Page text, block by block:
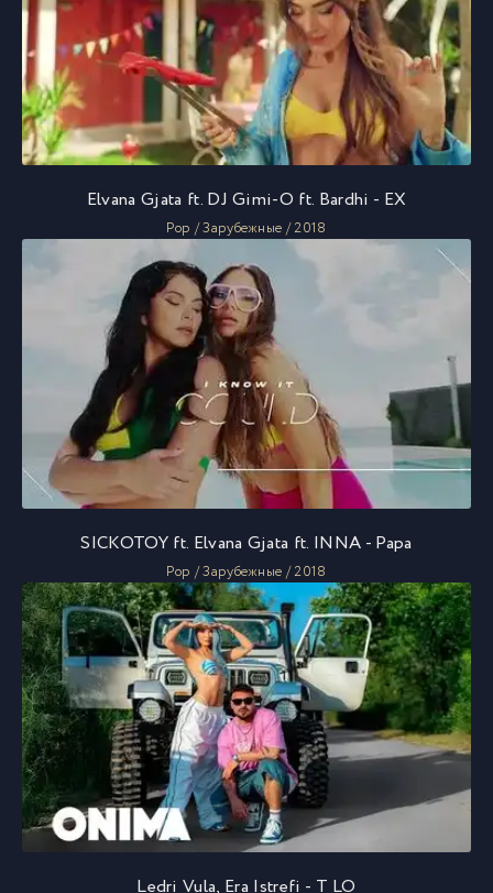
Elvana Gjata ft. DJ Gimi-O ft. Bardhi - EX
Pop / Зарубежные / 2018
SICKOTOY ft. Elvana Gjata ft. INNA - Papa
Pop / Зарубежные / 2018
Ledri Vula, Era Istrefi - T LO